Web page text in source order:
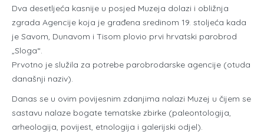
Dva desetljeća kasnije u posjed Muzeja dolazi i obližnja
zgrada Agencije koja je građena sredinom 19. stoljeća kada
je Savom, Dunavom i Tisom plovio prvi hrvatski parobrod
„Sloga“.
Prvotno je služila za potrebe parobrodarske agencije (otuda
današnji naziv).
Danas se u ovim povijesnim zdanjima nalazi Muzej u čijem se
sastavu nalaze bogate tematske zbirke (paleontologija,
arheologija, povijest, etnologija i galerijski odjel).